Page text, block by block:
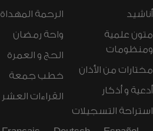
أناشيد
متون علمية
ومنظومات
مختارات من الأذان
أدعية و أذكار
استراحة التسجيلات
الرحمة المهداة
واحة رمضان
الحج و العمرة
خطب جمعة
القراءات العشر